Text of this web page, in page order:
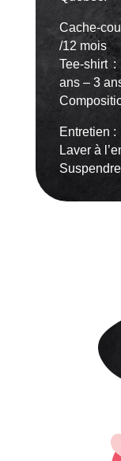
Cache-
/12 mois
Tee-shirt
ans – 3
Entretien :
Laver à